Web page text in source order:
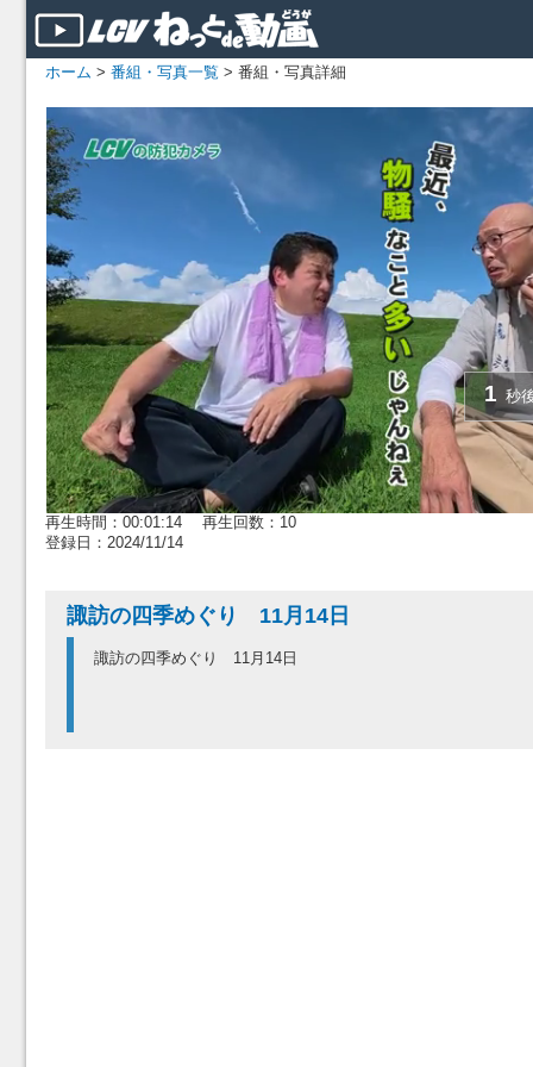
ホーム > 番組・写真一覧 > 番組・写真詳細
再生時間：00:01:14 再生回数：10
登録日：2024/11/14
諏訪の四季めぐり 11月14日
諏訪の四季めぐり 11月14日